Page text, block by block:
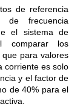
de referencia
de frecuencia
el sistema de
comparar los
para valores
corriente es solo
y el factor de
de 40% para el